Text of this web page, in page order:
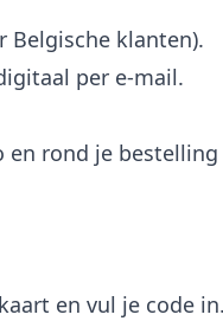
Belgische klanten).
per e-mail.
en rond je bestelling
en vul je code in.